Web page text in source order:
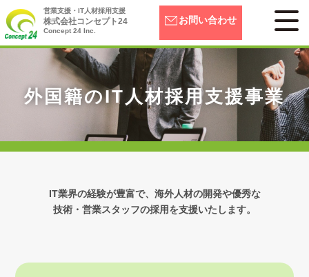
営業支援・IT人材採用支援
株式会社コンセプト24
Concept 24 Inc.
お問い合わせ
外国籍のIT人材採用支援事業
IT業界の経験が豊富で、海外人材の開発や優秀な
技術・営業スタッフの採用を支援いたします。